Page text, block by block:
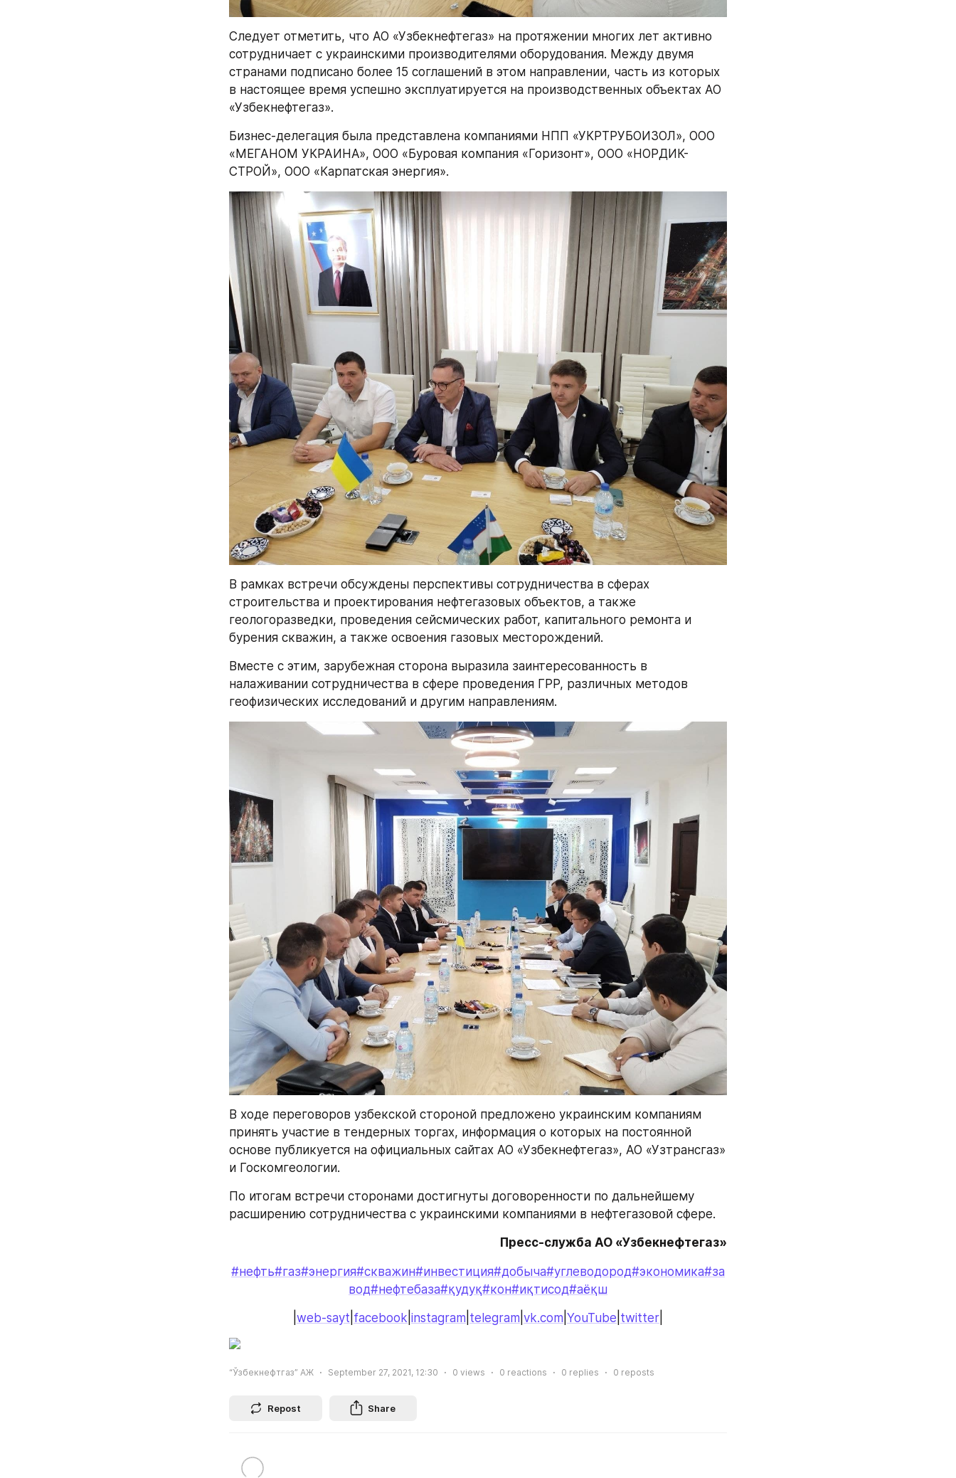
Следует отметить, что АО «Узбекнефтегаз» на протяжении многих лет активно
сотрудничает с украинскими производителями оборудования. Между двумя
странами подписано более 15 соглашений в этом направлении, часть из которых
в настоящее время успешно эксплуатируется на производственных объектах АО
«Узбекнефтегаз».
Бизнес-делегация была представлена компаниями НПП «УКРТРУБОИЗОЛ», ООО
«МЕГАНОМ УКРАИНА», ООО «Буровая компания «Горизонт», ООО «НОРДИК-
СТРОЙ», ООО «Карпатская энергия».
В рамках встречи обсуждены перспективы сотрудничества в сферах
строительства и проектирования нефтегазовых объектов, а также
геологоразведки, проведения сейсмических работ, капитального ремонта и
бурения скважин, а также освоения газовых месторождений.
Вместе с этим, зарубежная сторона выразила заинтересованность в
налаживании сотрудничества в сфере проведения ГРР, различных методов
геофизических исследований и другим направлениям.
В ходе переговоров узбекской стороной предложено украинским компаниям
принять участие в тендерных торгах, информация о которых на постоянной
основе публикуется на официальных сайтах АО «Узбекнефтегаз», АО «Узтрансгаз»
и Госкомгеологии.
По итогам встречи сторонами достигнуты договоренности по дальнейшему
расширению сотрудничества с украинскими компаниями в нефтегазовой сфере.
Пресс-служба АО «Узбекнефтегаз»
#нефть#газ#энергия#скважин#инвестиция#добыча#углеводород#экономика#за
вод#нефтебаза#қудуқ#кон#иқтисод#аёқш
web-sayt facebook instagram telegram vk.com YouTube twitter
“Ўзбекнефтгаз” АЖ September 27, 2021, 12:30 0 views 0 reactions 0 replies 0 reposts
Repost Share